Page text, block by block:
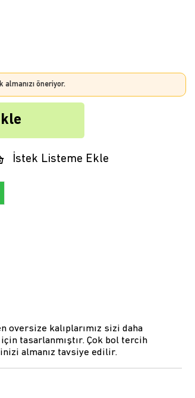
almanızı öneriyor.
İstek Listeme Ekle
oversize kalıplarımız sizi daha
tasarlanmıştır. Çok bol tercih
almanız tavsiye edilir.